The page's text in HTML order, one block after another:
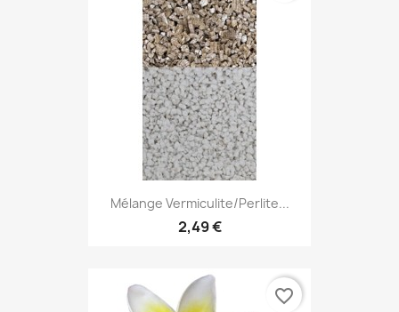
Mélange Vermiculite/perlite...
2,49 €
favorite_border